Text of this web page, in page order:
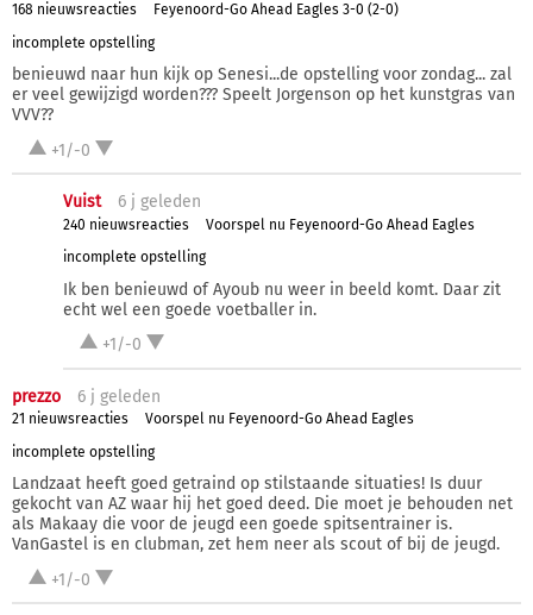
168 nieuwsreacties
Feyenoord-Go Ahead Eagles 3-0 (2-0)
incomplete opstelling
benieuwd naar hun kijk op Senesi...de opstelling voor zondag... zal
er veel gewijzigd worden??? Speelt Jorgenson op het kunstgras van
VVV??
+1/-0
Vuist 6 j geleden
240 nieuwsreacties
Voorspel nu Feyenoord-Go Ahead Eagles
incomplete opstelling
Ik ben benieuwd of Ayoub nu weer in beeld komt. Daar zit
echt wel een goede voetballer in.
+1/-0
prezzo 6 j geleden
21 nieuwsreacties
Voorspel nu Feyenoord-Go Ahead Eagles
incomplete opstelling
Landzaat heeft goed getraind op stilstaande situaties! Is duur
gekocht van AZ waar hij het goed deed. Die moet je behouden net
als Makaay die voor de jeugd een goede spitsentrainer is.
VanGastel is en clubman, zet hem neer als scout of bij de jeugd.
+1/-0